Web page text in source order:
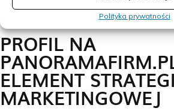
Polityka prywatności
profesjonalne wizytówki online, które
skuteczność działań marketingowych.
PROFIL NA
ELEMENT
MARKETINGOWEJ